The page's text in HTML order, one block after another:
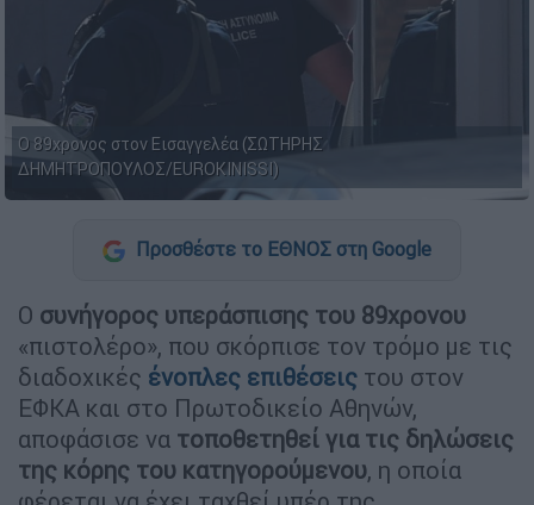
Ο 89χρονος στον Εισαγγελέα (ΣΩΤΗΡΗΣ
ΔΗΜΗΤΡΟΠΟΥΛΟΣ/EUROKINISSI)
Προσθέστε το ΕΘΝΟΣ στη Google
Ο συνήγορος υπεράσπισης του 89χρονου
«πιστολέρο», που σκόρπισε τον τρόμο με τις
διαδοχικές ένοπλες επιθέσεις του στον
ΕΦΚΑ και στο Πρωτοδικείο Αθηνών,
αποφάσισε να τοποθετηθεί για τις δηλώσεις
της κόρης του κατηγορούμενου, η οποία